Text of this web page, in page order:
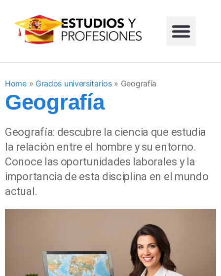
Home» Grados universitarios» Geografía
Geografía
Geografía: descubre la ciencia que estudia
la relación entre el hombre y su entorno.
Conoce las oportunidades laborales y la
importancia de esta disciplina en el mundo
actual.